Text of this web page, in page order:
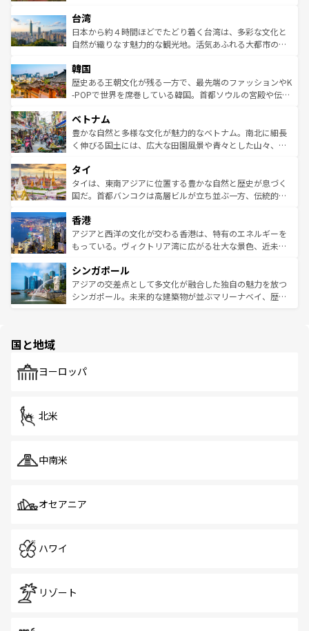
ならではの贅沢な旅のスタイルだ。 なお、新着のアメリカ
情報はコンテンツ一覧を参照してほしい。
れるおもてなしの心で訪れる人々を迎えてくれるハワイの
人々、おいしいローカルフードやハワイアンミュージッ
ク、伝統的なフラダンスなど、すべてがハワイの魅力を彩
ワイを、存分に味わってほしい。 なお、新着のハワイ情報
はコンテンツ一覧を参照してほしい。
リアリーフや大陸中央部にそびえるウルル（エアーズロッ
ク）、タスマニアの美しい原生林やケアンズの熱帯雨林な
ど、見どころがたくさん。また、カフェやワイン、オージ
いる。アクティビティも充実しており、サーフィンやダイ
ビング、ハイキングなど、アウトドア好きにはたまらな
い。オーストラリアの多彩な魅力を存分に味わいつくそ
参照してほしい。
台湾
日本から約４時間ほどでたどり着く台湾は、多彩な文化と
自然が織りなす魅力的な観光地。活気あふれる大都市の台
ン）、静ひつな山岳地帯である台湾東部など、都市の喧騒
と山間の静けさが共存しており、訪れる人に新しい発見と
驚きをもたらしてくれる。また、奥深い台湾の食文化も魅
容にもいいと評判のスイーツなど、バラエティ豊かな料理
が味わえる。 なお、新着の台湾情報は コンテンツ一覧を参
照してほしい。
韓国
歴史ある王朝文化が残る一方で、最先端のファッションやK
-POPで世界を席巻している韓国。首都ソウルの宮殿や伝統
き、地方に足を延ばせば四季折々の自然美を楽しむことが
できる。そして、キムチや焼肉、絶品のストリートフード
まで、さまざまな韓国料理が待っている。夜には、韓国な
リティに包まれながら、韓国の多彩な魅力を心ゆくまで味
わってみてほしい。 なお、新着の韓国情報はコンテンツ一
覧を参照してほしい。
ベトナム
豊かな自然と多様な文化が魅力的なベトナム。南北に細長
く伸びる国土には、広大な田園風景や青々とした山々、世
急速な発展と共に伝統が息づく。ハノイの古い町並みやホ
ーチミン市のフランス統治時代の建物も、独特の雰囲気を
醸し出している。また、バラエティの豊かさとおいしさで
とつ。フォーやバインミー、ベトナムコーヒーなどは、ぜ
ひ現地で味わいたい。どの地域を訪れてもあたたかい人々
が旅行者を迎えてくれるので、きっと忘れられない旅にな
参照してほしい。
タイ
タイは、東南アジアに位置する豊かな自然と歴史が息づく
国だ。首都バンコクは高層ビルが立ち並ぶ一方、伝統的な
の活気が交差している。北部ではチェンマイなどの山岳地
帯で自然と触れ合い、南部ではプーケットやクラビの美し
いビーチでリゾート気分を楽しむことができる。タイ料理
激する。気候は一年中温暖で、どの季節にも異なる楽しみ
が待っている。親しみやすいタイの人々、仏教を中心とし
た文化、そして多様な観光資源が、訪れる旅人を魅了し続
香港
アジアと西洋の文化が交わる香港は、特有のエネルギーを
もっている。ヴィクトリア湾に広がる壮大な景色、近未来
み、どこを訪れても感動するはず。観光スポットが密集し
ており、効率よく見どころを回れるのも魅力。息をのむよ
うな絶景から文化的な体験まで、香港を存分に楽しみ尽く
シンガポール
アジアの交差点として多文化が融合した独自の魅力を放つ
シンガポール。未来的な建築物が並ぶマリーナベイ、歴史
で、ホーカーズは地元の風情を楽しめる外せないスポット
国と地域
ヨーロッパ
北米
中南米
オセアニア
ハワイ
リゾート